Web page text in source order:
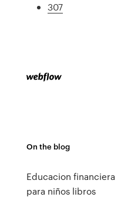
307
On the blog
Educacion financiera
para niños libros